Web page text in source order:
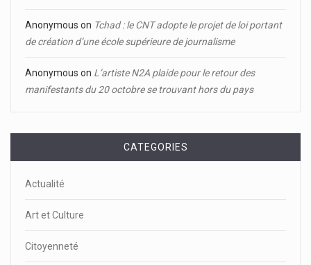
Anonymous on Tchad : le CNT adopte le projet de loi portant
de création d’une école supérieure de journalisme
Anonymous on L’artiste N2A plaide pour le retour des
manifestants du 20 octobre se trouvant hors du pays
CATEGORIES
Actualité
Art et Culture
Citoyenneté